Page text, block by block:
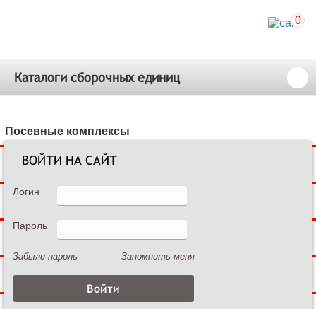
0
Каталоги сборочных единиц
Посевные комплексы
Сеялки зерновые
Сеялки пропашные
Культиваторы междурядные
Культиваторы сплошной обработки
ВОЙТИ НА САЙТ
Логин
Пароль
Забыли пароль Запомнить меня